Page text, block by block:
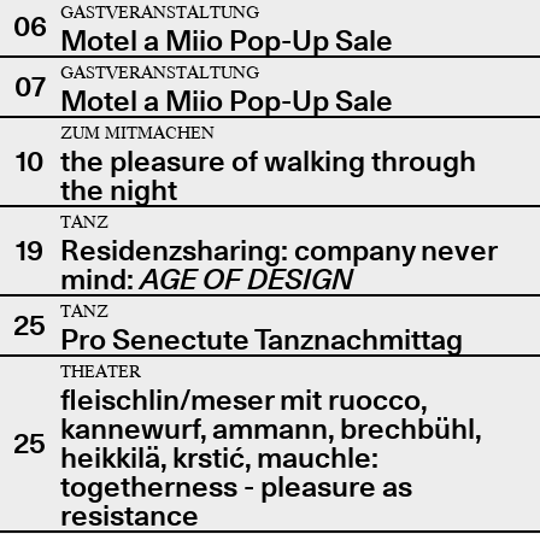
06
GASTVERANSTALTUNG
Motel a Miio Pop-Up Sale
07
GASTVERANSTALTUNG
Motel a Miio Pop-Up Sale
10
ZUM MITMACHEN
the pleasure of walking through
the night
19
TANZ
Residenzsharing: company never
mind:AGE OF DESIGN
25
TANZ
Pro Senectute Tanznachmittag
25
THEATER
fleischlin/meser mit ruocco,
kannewurf, ammann, brechbühl,
heikkilä, krstić, mauchle:
togetherness - pleasure as
resistance